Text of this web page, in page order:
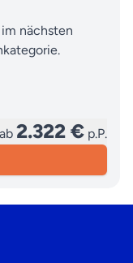
nächsten
ab 2.322 € p.P.